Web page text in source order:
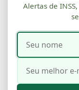
UNCATEGORIZED
Atacadão
Completo
Currículo
PorComunicação
Alertas de
Seu
nome
Seu
mail